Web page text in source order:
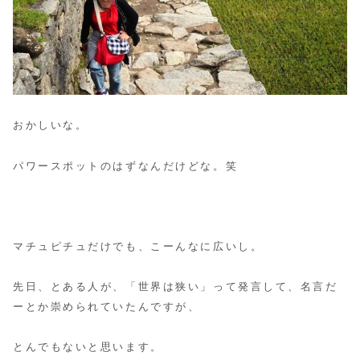
おかしいな。
パワースポットのはずなんだけどな。笑
マチュピチュだけでも、こーんなに広いし。
先日、とある人が、「世界は狭い」って発言して、名言だ
ーとか崇められていたんですが、
とんでもないと思います。